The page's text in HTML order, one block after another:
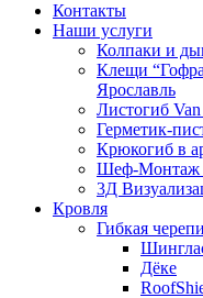
Контакты
Наши услуги
Колпаки и
Клещи
Ярославль
Листогиб
Герметик-
Крюкогиб в
Шеф-Монтаж
3Д
Кровля
Гибкая
Дёке